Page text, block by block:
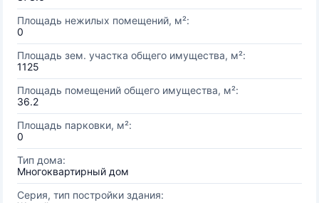
Площадь нежилых помещений, м²:
0
Площадь зем. участка общего имущества, м²:
1125
Площадь помещений общего имущества, м²:
36.2
Площадь парковки, м²:
0
Тип дома:
Многоквартирный дом
Серия, тип постройки здания: